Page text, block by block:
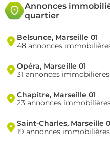
Annonces
quartier
Belsunce, Marseille 01
48 annonces
Opéra, Marseille 01
31 annonces immobilières
Chapitre, Marseille 01
23 annonces
Saint-Charles, Marseille
19 annonces immobilières